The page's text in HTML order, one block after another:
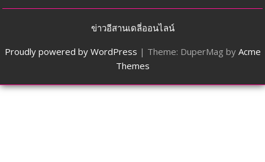
ข่าวอีสานเดลี่ออนไลน์
Proudly powered by WordPress | Theme: DuperMag by Acme
Themes